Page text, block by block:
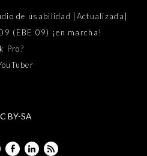
de usabilidad [Actualizada]
(EBE 09) ¡en marcha!
Pro?
BY-SA
Facebook
LinkedIn
Feed